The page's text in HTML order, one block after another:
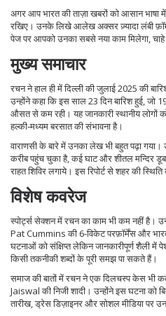
अगर आप भारत की ताज़ा खबरों को आसान भाषा में
रखिए। उनके लिखे आलेख अक्सर ज़्यादा लंबी
पेज पर आपको उनका सबसे नया काम मिलेगा, चाहे
मुख्य समाचार
रचन ने हाल ही में दिल्ली की जुलाई 2025 की
उन्होंने कहा कि इस साल 23 दिन बारिश हुई,
औसत से कम रही। यह जानकारी स्थानीय
हल्की‑मध्यम बरसात की संभावना है।
वाराणसी के बारे में उनका लेख भी बहुत पढ़ा
करीब पहुंच चुका है, कई घाट और शीतल मन्दिर
राहत शिविर लगाये। इस रिपोर्ट से शहर की
विशेष कवरेज
स्पोर्ट्स सेक्शन में रचन का काम भी कम नहीं है।
Pat Cummins की 6‑विकेट परफ़ॉर्मेंस और
घटनाओं को संक्षिप्त लेकिन जानकारीपूर्ण शैली
किसी तकनीकी शब्दों के पूरी समझ पा सकते हैं।
समाज की बातों में रचन ने एक दिलचस्प केस भी
Jaiswal की निजी शादी। उन्होंने इस घटना
तारीख, ड्रेस डिज़ाइनर और सोशल मीडिया पर